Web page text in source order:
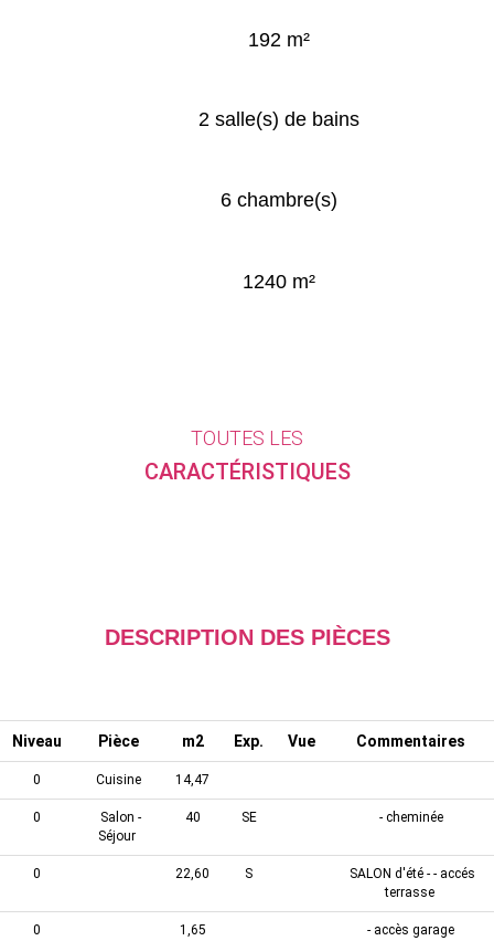
192 m²
2 salle(s) de bains
6 chambre(s)
1240 m²
TOUTES LES
CARACTÉRISTIQUES
DESCRIPTION DES PIÈCES
Niveau Pièce m2 Exp. Vue Commentaires
0 Cuisine 14,47
0
Salon -
Séjour
40 SE - cheminée
0 22,60 S
SALON d'été - - accés
terrasse
0 1,65 - accès garage